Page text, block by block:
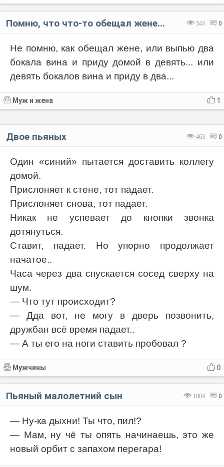
543 0
Помню, что что-то обещал жене...
Не помню, как обещал жене, или выпью два
бокала вина и приду домой в девять... или
девять бокалов вина и приду в два...
1
Муж и жена
463 0
Двое пьяных
Один «синий» пытается доставить коллегу
домой.
Прислоняет к стене, тот падает.
Прислоняет снова, тот падает.
Никак не успевает до кнопки звонка
дотянуться.
Ставит, падает. Но упорно продолжает
начатое..
Часа через два спускается сосед сверху на
шум.
— Что тут происходит?
— Дда вот, не могу в дверь позвонить,
дружбан всё время падает..
— А ты его на ноги ставить пробовал ?
0
Мужчины
1004 0
Пьяный малолетний сын
— Ну-ка дыхни! Ты что, пил!?
— Мам, ну чё ты опять начинаешь, это же
новый орбит с запахом перегара!